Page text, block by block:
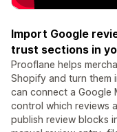
Import Google
trust sections in
Prooflane helps
Shopify and turn them
can connect a Google
control which reviews
publish review blocks